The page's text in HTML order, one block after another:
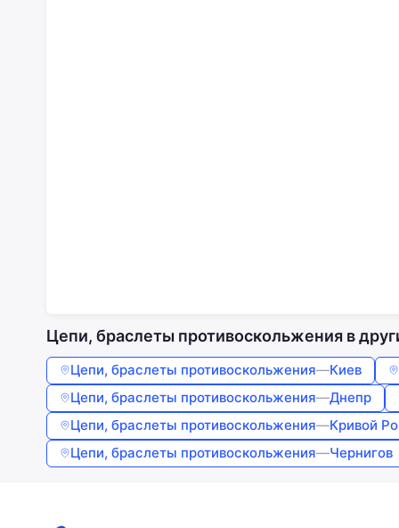
Цепи, браслеты противоскольжения в
Цепи, браслеты противоскольжения—Киев
Цепи, браслеты противоскольжения—Днепр
Цепи, браслеты противоскольжения—Кривой
Цепи, браслеты противоскольжения—Чернигов